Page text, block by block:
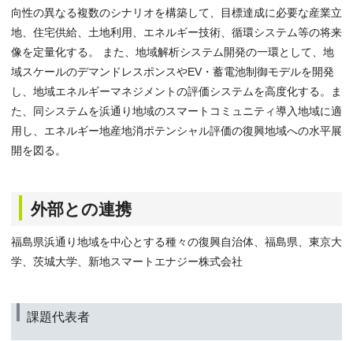
向性の異なる複数のシナリオを構築して、目標達成に必要な産業立
地、住宅供給、土地利用、エネルギー技術、循環システム等の将来
像を定量化する。 また、地域解析システム開発の一環として、地
域スケールのデマンドレスポンスやEV・蓄電池制御モデルを開発
し、地域エネルギーマネジメントの評価システムを高度化する。ま
た、同システムを浜通り地域のスマートコミュニティ導入地域に適
用し、エネルギー地産地消ポテンシャル評価の復興地域への水平展
開を図る。
外部との連携
福島県浜通り地域を中心とする種々の復興自治体、福島県、東京大
学、茨城大学、新地スマートエナジー株式会社
課題代表者